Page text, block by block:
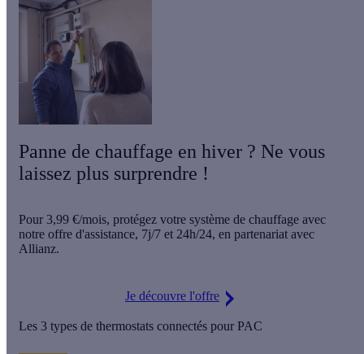
Panne de chauffage en hiver ? Ne vous
laissez plus surprendre !
Pour 3,99 €/mois, protégez votre système de chauffage avec
notre offre d'assistance, 7j/7 et 24h/24, en partenariat avec
Allianz.
Je découvre l'offre
Les 3 types de thermostats connectés pour PAC